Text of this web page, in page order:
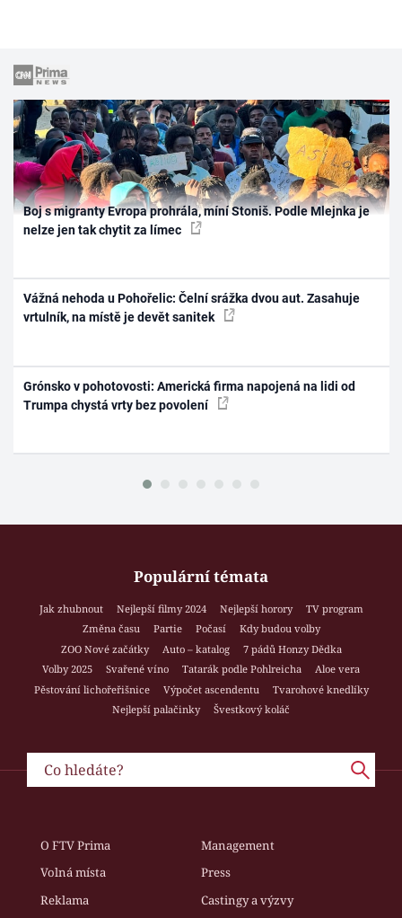
Boj s migranty Evropa prohrála, míní Stoniš. Podle Mlejnka je
nelze jen tak chytit za límec
Vážná nehoda u Pohořelic: Čelní srážka dvou aut. Zasahuje
vrtulník, na místě je devět sanitek
Grónsko v pohotovosti: Americká firma napojená na lidi od
Trumpa chystá vrty bez povolení
Populární témata
Jak zhubnout Nejlepší filmy 2024 Nejlepší horory
TV program
Změna času
Partie Počasí
Kdy budou volby
ZOO Nové začátky
Auto – katalog
7 pádů Honzy Dědka
Volby 2025
Svařené víno Tatarák podle Pohlreicha
Aloe vera
Pěstování lichořeřišnice
Výpočet ascendentu
Tvarohové knedlíky
Nejlepší palačinky
Švestkový koláč
O FTV Prima
Management
Volná místa
Press
Reklama
Castingy a výzvy